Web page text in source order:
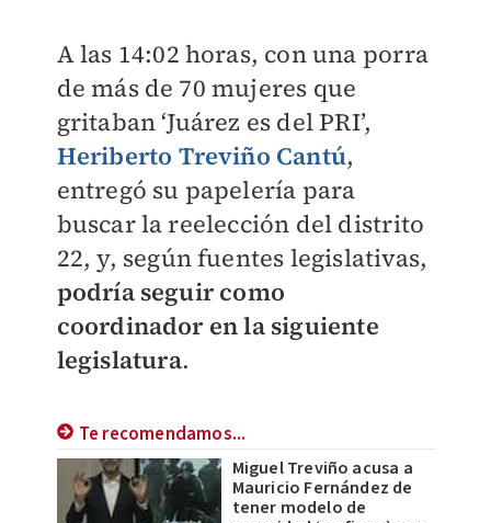
A las 14:02 horas, con una porra
de más de 70 mujeres que
gritaban ‘Juárez es del PRI’,
Heriberto Treviño Cantú,
entregó su papelería para
buscar la reelección del distrito
22, y, según fuentes legislativas,
podría seguir como
coordinador en la siguiente
legislatura.
Te recomendamos...
Miguel Treviño acusa a
Mauricio Fernández de
tener modelo de